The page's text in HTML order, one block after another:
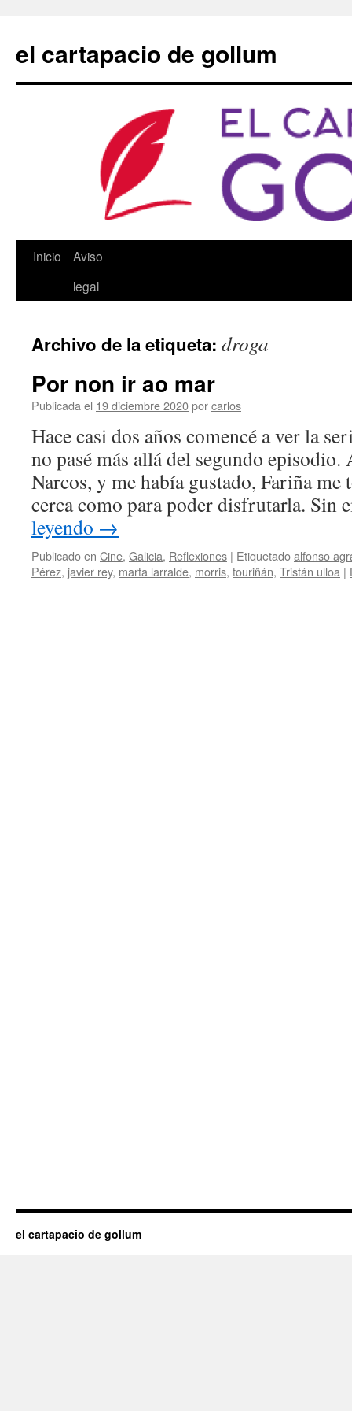
contenido
el cartapacio de gollum
Inicio
Aviso
legal
Archivo de la etiqueta: droga
Por non ir ao mar
Publicada el 19 diciembre 2020porcarlos
Hace casi dos años comencé a ver la
no pasé más allá del segundo episodio.
Narcos, y me había gustado, Fariña me
cerca como para poder disfrutarla.
leyendo →
Publicado en Cine, Galicia, Reflexiones | Etiquetadoalfonso
Pérez, javier rey, marta larralde, morris, touriñán, Tristán ulloa |
el cartapacio de gollum